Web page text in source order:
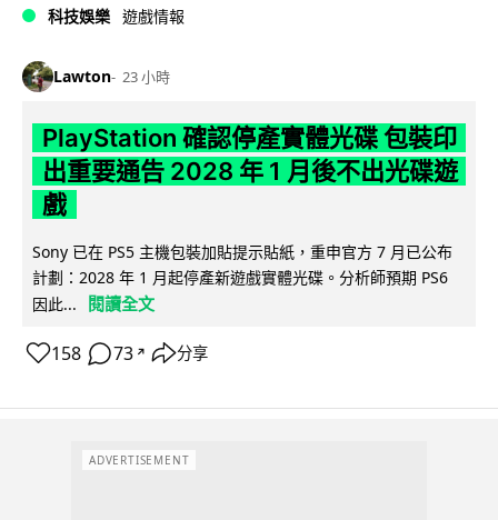
科技娛樂 遊戲情報
Lawton 23 小時
PlayStation 確認停產實體光碟 包裝印
出重要通告 2028 年 1 月後不出光碟遊
戲
Sony 已在 PS5 主機包裝加貼提示貼紙，重申官方 7 月已公布
計劃：2028 年 1 月起停產新遊戲實體光碟。分析師預期 PS6
因此...
閱讀全文
158 73 ↗ 分享
ADVERTISEMENT